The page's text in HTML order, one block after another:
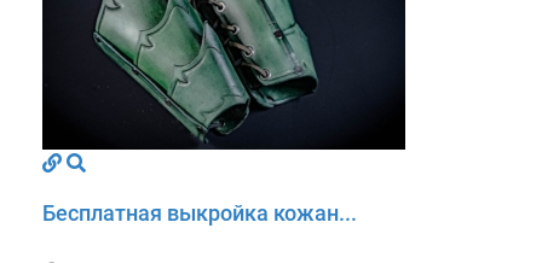
Бесплатная выкройка кожан...